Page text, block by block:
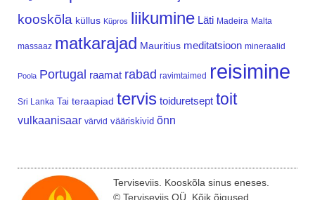
kooskõla küllus Küpros liikumine Läti Madeira Malta
massaaz matkarajad Mauritius meditatsioon mineraalid
Poola Portugal raamat rabad ravimtaimed reisimine
Sri Lanka Tai teraapiad tervis toiduretsept toit
vulkaanisaar värvid vääriskivid õnn
Terviseviis. Kooskõla sinus eneses.
© Terviseviis OÜ. Kõik õigused